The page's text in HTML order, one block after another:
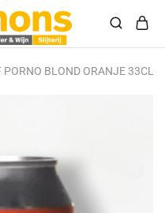
PORNO BLOND ORANJE 33CL